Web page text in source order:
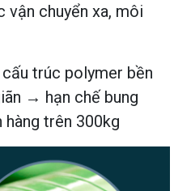
vận chuyển xa, môi
trúc polymer bền
→ hạn chế bung
hàng trên 300kg